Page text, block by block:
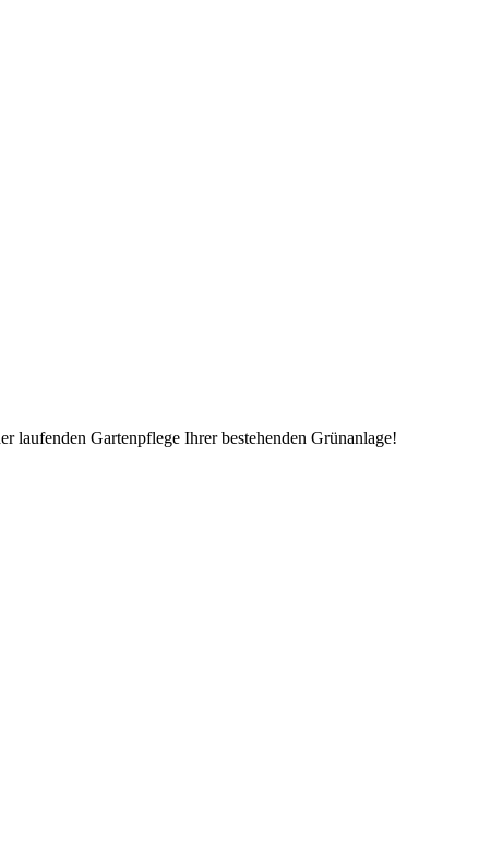
laufenden Gartenpflege Ihrer bestehenden Grünanlage!